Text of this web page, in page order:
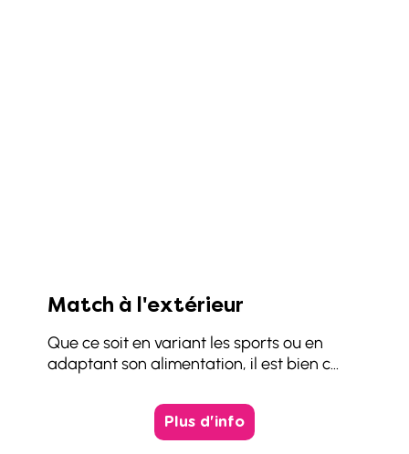
Que ce soit en variant les sports ou en
adaptant son alimentation, il est bien c...
Match à l'extérieur
Plus d'info